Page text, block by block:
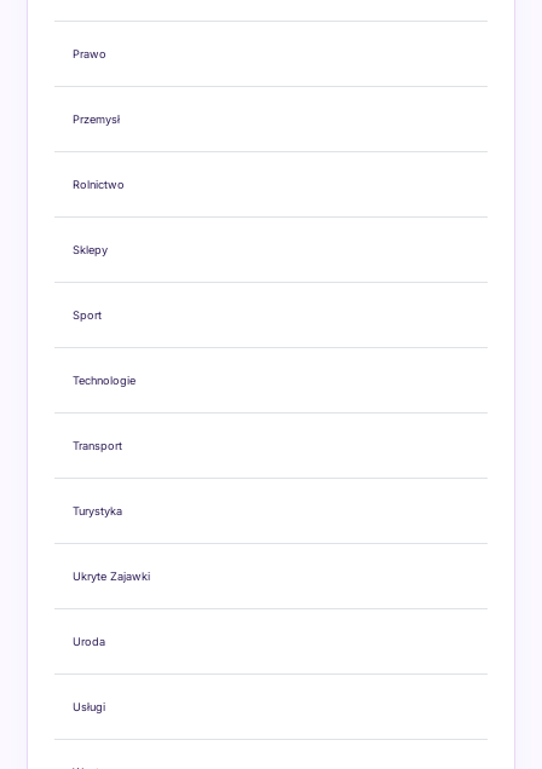
Prawo
Przemysł
Rolnictwo
Sklepy
Sport
Technologie
Transport
Turystyka
Ukryte Zajawki
Uroda
Usługi